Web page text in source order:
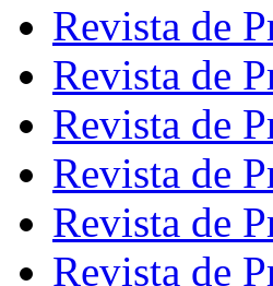
Revista de
Revista de
Revista de
Revista de
Revista de
Revista de